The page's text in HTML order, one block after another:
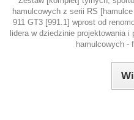
hamulcowych z serii RS
911 GT3 [991.1] wprost od
lidera w dziedzinie projektowania
hamulcowych -